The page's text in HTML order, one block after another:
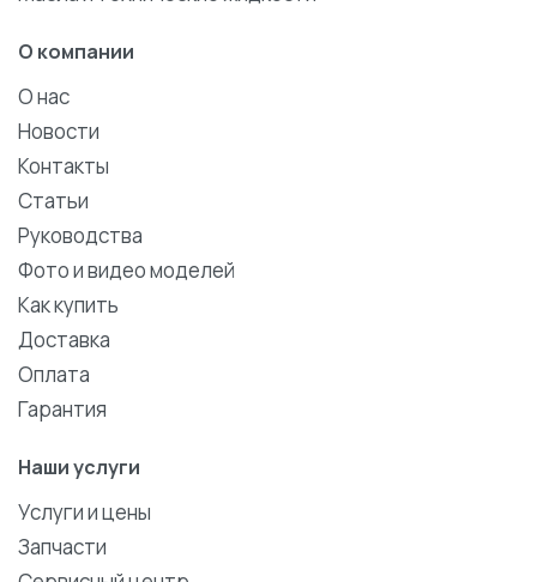
О компании
О нас
Новости
Контакты
Статьи
Руководства
Фото и видео моделей
Как купить
Доставка
Оплата
Гарантия
Наши услуги
Услуги и цены
Запчасти